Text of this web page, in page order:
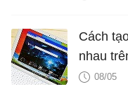
Cách
nhau
08/05